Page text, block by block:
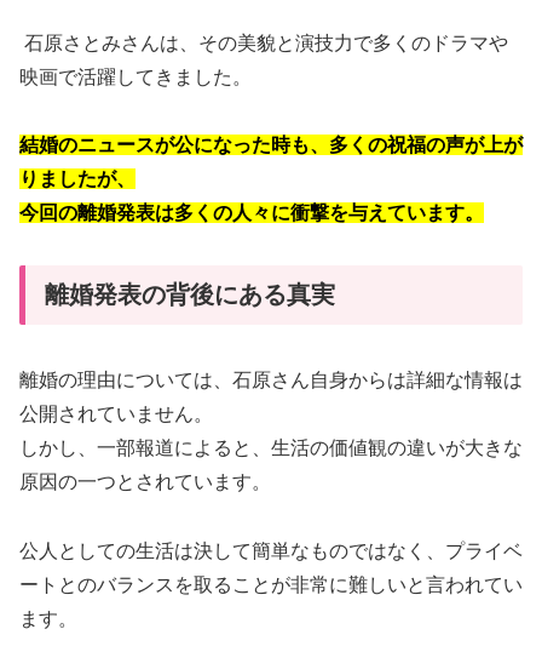
石原さとみさんは、その美貌と演技力で多くのドラマや
映画で活躍してきました。
結婚のニュースが公になった時も、多くの祝福の声が上が
りましたが、
今回の離婚発表は多くの人々に衝撃を与えています。
離婚発表の背後にある真実
離婚の理由については、石原さん自身からは詳細な情報は
公開されていません。
しかし、一部報道によると、生活の価値観の違いが大きな
原因の一つとされています。
公人としての生活は決して簡単なものではなく、プライベ
ートとのバランスを取ることが非常に難しいと言われてい
ます。